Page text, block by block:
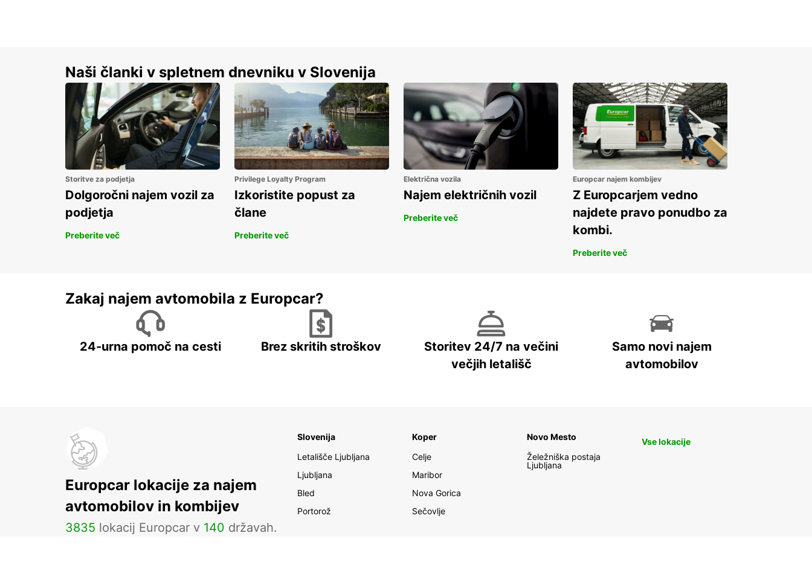
Naši članki v spletnem dnevniku v Slovenija
Storitve za podjetja
Dolgoročni najem vozil za
podjetja
Preberite več
Privilege Loyalty Program
Izkoristite popust za
člane
Preberite več
Električna vozila
Najem električnih vozil
Preberite več
Europcar najem kombijev
Z Europcarjem vedno
najdete pravo ponudbo za
kombi.
Preberite več
Zakaj najem avtomobila z Europcar?
24-urna pomoč na cesti Brez skritih stroškov
Storitev 24/7 na večini
večjih letališč
Samo novi najem
avtomobilov
Europcar lokacije za najem
avtomobilov in kombijev
3835 lokacij Europcar v 140 državah.
Slovenija
Letališče Ljubljana
Ljubljana
Bled
Portorož
Koper
Celje
Maribor
Nova Gorica
Sečovlje
Novo Mesto
Želežniška postaja
Ljubljana
Vse lokacije